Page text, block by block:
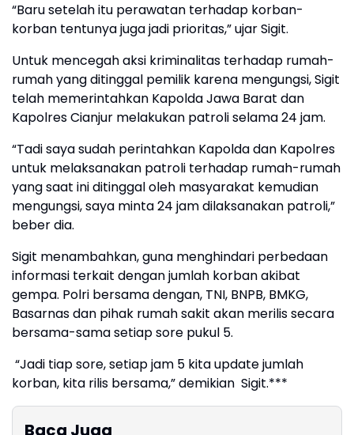
“Baru setelah itu perawatan terhadap korban-
korban tentunya juga jadi prioritas,” ujar Sigit.
Untuk mencegah aksi kriminalitas terhadap rumah-
rumah yang ditinggal pemilik karena mengungsi, Sigit
telah memerintahkan Kapolda Jawa Barat dan
Kapolres Cianjur melakukan patroli selama 24 jam.
“Tadi saya sudah perintahkan Kapolda dan Kapolres
untuk melaksanakan patroli terhadap rumah-rumah
yang saat ini ditinggal oleh masyarakat kemudian
mengungsi, saya minta 24 jam dilaksanakan patroli,”
beber dia.
Sigit menambahkan, guna menghindari perbedaan
informasi terkait dengan jumlah korban akibat
gempa. Polri bersama dengan, TNI, BNPB, BMKG,
Basarnas dan pihak rumah sakit akan merilis secara
bersama-sama setiap sore pukul 5.
“Jadi tiap sore, setiap jam 5 kita update jumlah
korban, kita rilis bersama,” demikian Sigit.***
Baca Juga